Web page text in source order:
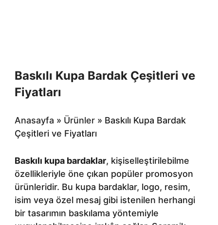
Baskılı Kupa Bardak Çeşitleri ve
Fiyatları
Anasayfa » Ürünler » Baskılı Kupa Bardak
Çeşitleri ve Fiyatları
Baskılı kupa bardaklar, kişiselleştirilebilme
özellikleriyle öne çıkan popüler promosyon
ürünleridir. Bu kupa bardaklar, logo, resim,
isim veya özel mesaj gibi istenilen herhangi
bir tasarımın baskılama yöntemiyle